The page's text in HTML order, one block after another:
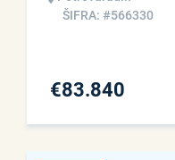
ŠIFRA: #566330
€83.840